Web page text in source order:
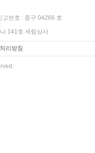
번호 : 중구 04266 호
141호 세림상사
리방침